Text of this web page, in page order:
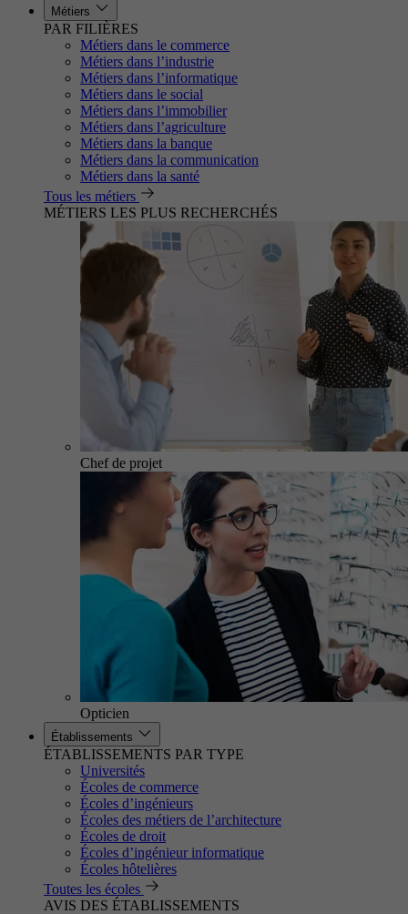
Métiers
PAR FILIÈRES
Métiers dans le commerce
Métiers dans l’industrie
Métiers dans l’informatique
Métiers dans le social
Métiers dans l’immobilier
Métiers dans l’agriculture
Métiers dans la banque
Métiers dans la communication
Métiers dans la santé
Tous les métiers
MÉTIERS LES PLUS RECHERCHÉS
Chef de projet
Opticien
Établissements
ÉTABLISSEMENTS PAR TYPE
Universités
Écoles de commerce
Écoles d’ingénieurs
Écoles des métiers de l’architecture
Écoles de droit
Écoles d’ingénieur informatique
Écoles hôtelières
Toutes les écoles
AVIS DES ÉTABLISSEMENTS